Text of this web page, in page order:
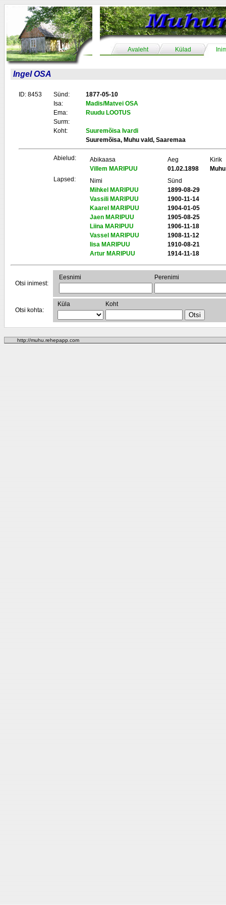
Avaleht Külad
Ingel OSA
ID: 8453 Sünd:
1877-05-10
Isa:
Madis/Matvei OSA
Ema:
Ruudu LOOTUS
Surm:
Koht:
Suuremõisa Ivardi
Suuremõisa, Muhu vald, Saaremaa
Abielud: Abikaasa Aeg
Kirik
Villem MARIPUU
01.02.1898
Muhu
Lapsed:
Nimi
Sünd
Mihkel MARIPUU
1899-08-29
Vassili MARIPUU
1900-11-14
Kaarel MARIPUU
1904-01-05
Jaen MARIPUU
1905-08-25
Liina MARIPUU
1906-11-18
Vassel MARIPUU
1908-11-12
Iisa MARIPUU
1910-08-21
Artur MARIPUU
1914-11-18
Otsi inimest:
Eesnimi Perenimi
Otsi kohta:
Küla Koht
http://muhu.rehepapp.com